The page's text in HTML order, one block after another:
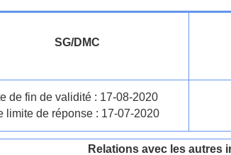
SG/DMC
de fin de validité : 17-08-2020
limite de réponse : 17-07-2020
Relations avec les autres